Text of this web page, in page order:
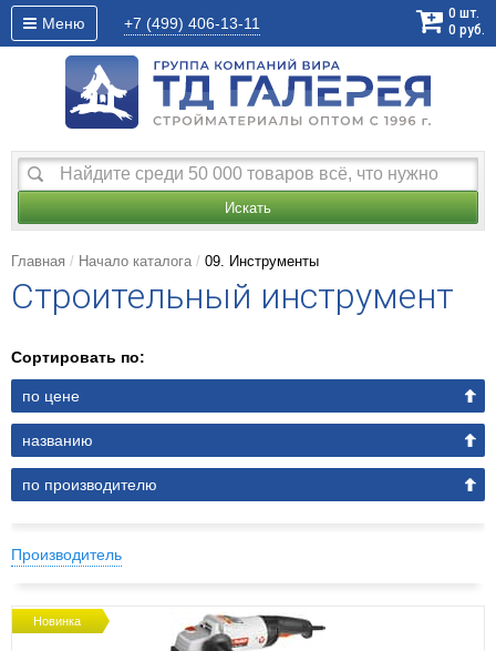
Меню +7 (499) 406-13-11
0 шт.
0 руб.
Искать
Главная Начало каталога 09. Инструменты
Строительный инструмент
Сортировать по:
по цене
названию
по производителю
Производитель
Новинка